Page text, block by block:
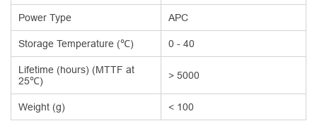
Power Type
APC
Storage Temperature (℃)
0 - 40
Lifetime (hours) (MTTF at
25℃)
> 5000
Weight (g) < 100